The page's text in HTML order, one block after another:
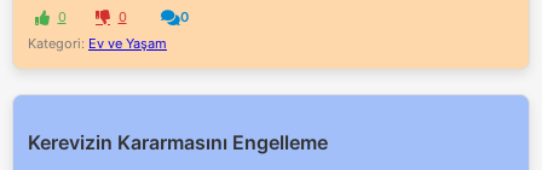
0 0
0
Kategori: Ev ve Yaşam
Kerevizin Kararmasını Engelleme